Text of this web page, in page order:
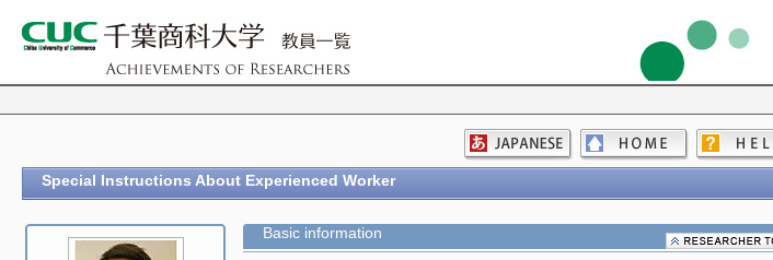
Special Instructions About Experienced Worker
Basic information